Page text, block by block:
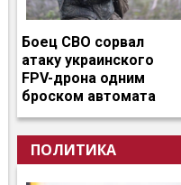
Боец СВО сорвал
атаку украинского
FPV-дрона одним
броском автомата
ПОЛИТИКА